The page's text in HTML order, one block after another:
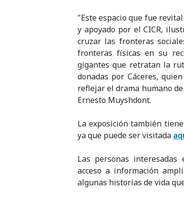
"Este espacio que fue
y apoyado por el CICR,
cruzar las fronteras
fronteras físicas en su
gigantes que retratan la
donadas por Cáceres,
reflejar el drama humano
Ernesto Muyshdont.
La exposición también
ya que puede ser visitada
Las personas
acceso a información
algunas historias de vida